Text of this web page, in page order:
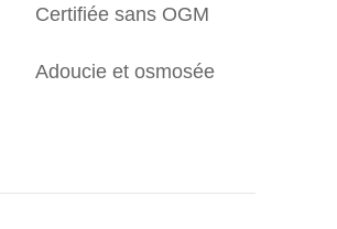
Certifiée sans OGM
Adoucie et osmosée